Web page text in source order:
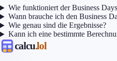
Wie funktioniert der Business
Wann brauche ich den Business
Wie genau sind die Ergebnisse?
Kann ich eine bestimmte
calcu.lol